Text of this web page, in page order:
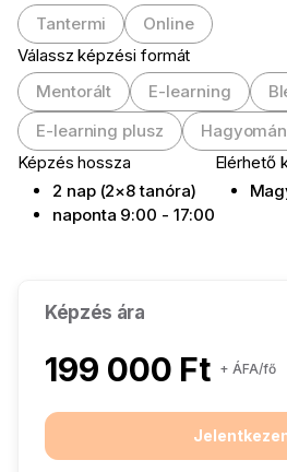
Tantermi
Online
Válassz képzési formát
Mentorált
E-learning
E-learning plusz
Képzés hossza
2 nap (2×8 tanóra)
naponta 9:00 - 17:00
Elérhető
Képzés ára
199 000 Ft + ÁFA/fő